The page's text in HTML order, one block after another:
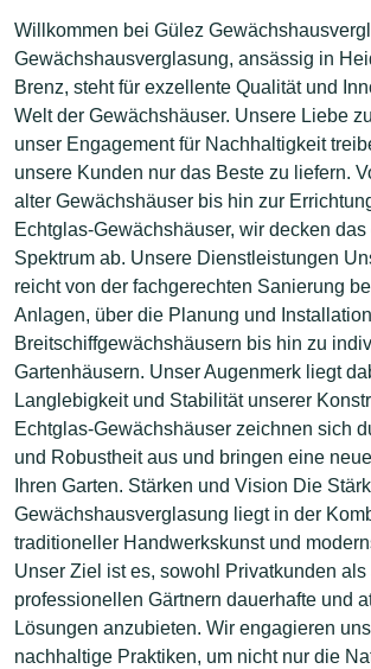
Willkommen bei Gülez
Gewächshausverglasung, ansässig in
Brenz, steht für exzellente Qualität und
Welt der Gewächshäuser. Unsere Liebe
unser Engagement für Nachhaltigkeit
unsere Kunden nur das Beste zu liefern.
alter Gewächshäuser bis hin zur
Echtglas-Gewächshäuser, wir decken das
Spektrum ab. Unsere Dienstleistungen
reicht von der fachgerechten Sanierung
Anlagen, über die Planung und
Breitschiffgewächshäusern bis hin zu
Gartenhäusern. Unser Augenmerk liegt
Langlebigkeit und Stabilität unserer
Echtglas-Gewächshäuser zeichnen sich
und Robustheit aus und bringen eine
Ihren Garten. Stärken und Vision Die
Gewächshausverglasung liegt in der
traditioneller Handwerkskunst und
Unser Ziel ist es, sowohl Privatkunden als
professionellen Gärtnern dauerhafte und
Lösungen anzubieten. Wir engagieren
nachhaltige Praktiken, um nicht nur die